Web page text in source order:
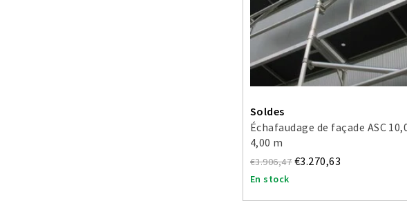
Soldes
Échafaudage de façade ASC
4,00 m
€3.906,47 €3.270,63
En stock